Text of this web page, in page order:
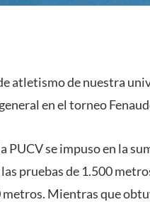
atletismo de nuestra
en el torneo
PUCV se impuso en la
pruebas de 1.500
metros. Mientras que